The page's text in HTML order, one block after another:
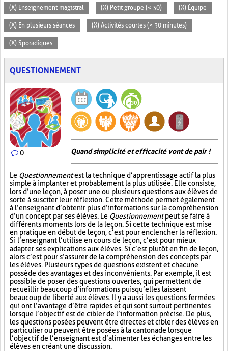
(X) Enseignement magistral (X) Petit groupe (< 30) (X) Équipe
(X) En plusieurs séances (X) Activités courtes (< 30 minutes)
(X) Sporadiques
QUESTIONNEMENT
0 Quand simplicité et efficacité vont de pair !
Le Questionnementest la technique d’apprentissage actif la plus
simple à implanter et probablement la plus utilisée. Elle consiste,
lors d’une leçon, à poser une ou plusieurs questions aux élèves de
sorte à susciter leur réflexion. Cette méthode permet également
à l’enseignant d’obtenir plus d’informations sur la compréhension
d’un concept par ses élèves. Le Questionnementpeut se faire à
différents moments lors de la leçon. Si cette technique est mise
en pratique en début de leçon, c’est pour enclencher la réflexion.
Si l’enseignant l’utilise en cours de leçon, c’est pour mieux
adapter ses explications aux élèves. Si c’est plutôt en fin de leçon,
alors c’est pour s’assurer de la compréhension des concepts par
les élèves. Plusieurs types de questions existent et chacune
possède des avantages et des inconvénients. Par exemple, il est
possible de poser des questions ouvertes, qui permettent de
recueillir beaucoup d’informations puisqu’elles laissent
beaucoup de liberté aux élèves. Il y a aussi les questions fermées
qui ont l’avantage d’être rapides et qui sont surtout pertinentes
lorsque l’objectif est de cibler de l’information précise. De plus,
les questions posées peuvent être directes et cibler des élèves en
particulier ou peuvent être posées à la cantonade lorsque
l’objectif de l’enseignant est d’alimenter les échanges entre les
élèves en créant une discussion.